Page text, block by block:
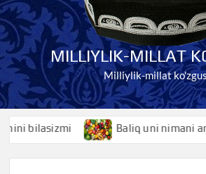
MILLIYLIK-MILLAT
Milliylik-millat
Baliq uni nimani